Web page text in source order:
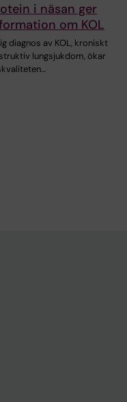
i näsan ger
om KOL
diagnos av KOL, kroniskt
lungsjukdom, ökar